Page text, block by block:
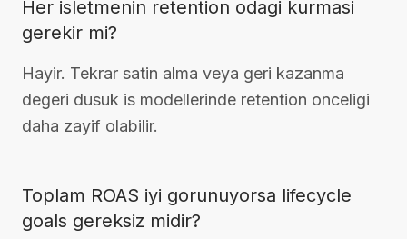
Her isletmenin retention odagi kurmasi
gerekir mi?
Hayir. Tekrar satin alma veya geri kazanma
degeri dusuk is modellerinde retention onceligi
daha zayif olabilir.
Toplam ROAS iyi gorunuyorsa lifecycle
goals gereksiz midir?